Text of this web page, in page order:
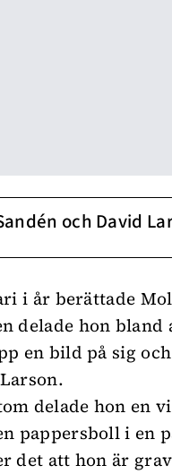
och David
i år berättade
delade hon bland
en bild på sig
delade hon en
pappersboll i en
det att hon är